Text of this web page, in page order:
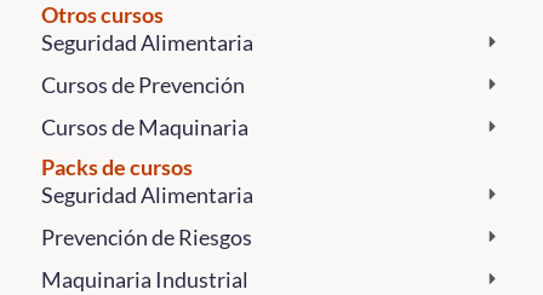
Otros cursos
Seguridad Alimentaria
Cursos de Prevención
Cursos de Maquinaria
Packs de cursos
Seguridad Alimentaria
Prevención de Riesgos
Maquinaria Industrial